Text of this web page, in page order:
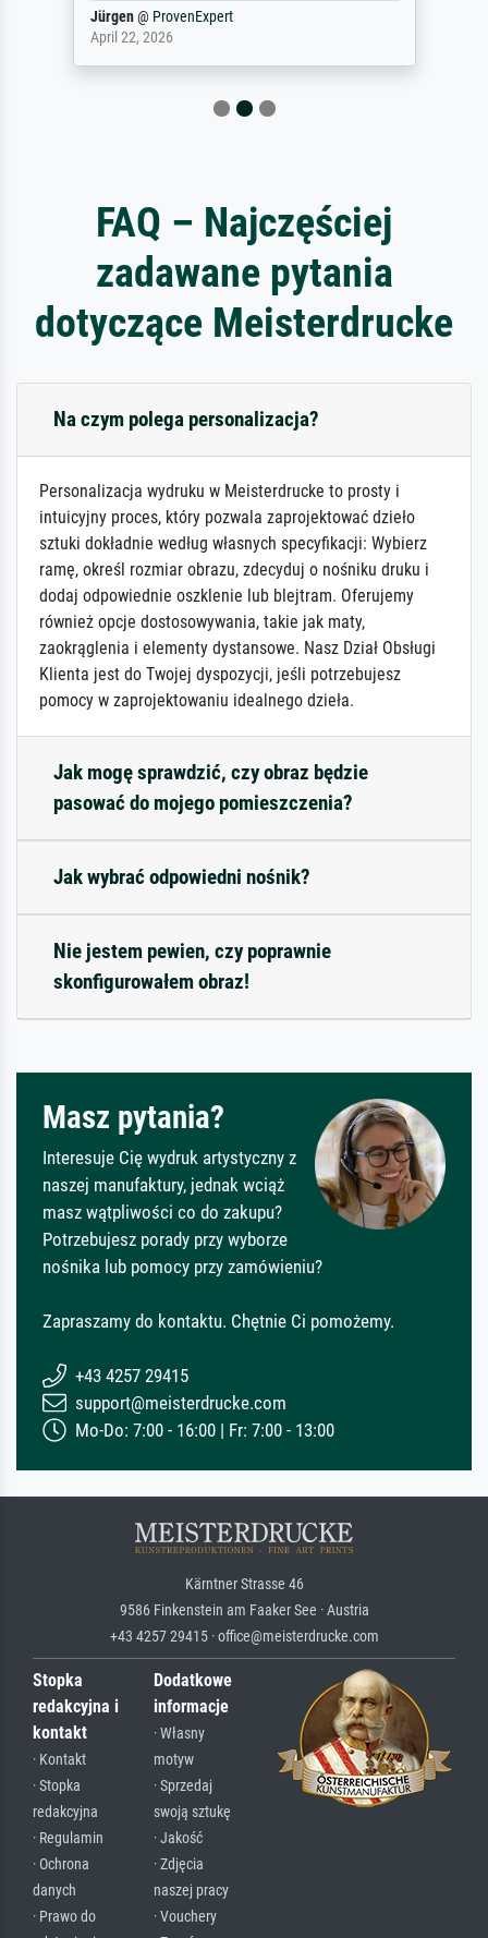
Jürgen@ ProvenExpert
April 22, 2026
FAQ – Najczęściej
zadawane pytania
dotyczące Meisterdrucke
Na czym polega personalizacja?
Personalizacja wydruku w Meisterdrucke to prosty i
intuicyjny proces, który pozwala zaprojektować dzieło
sztuki dokładnie według własnych specyfikacji: Wybierz
ramę, określ rozmiar obrazu, zdecyduj o nośniku druku i
dodaj odpowiednie oszklenie lub blejtram. Oferujemy
również opcje dostosowywania, takie jak maty,
zaokrąglenia i elementy dystansowe. Nasz Dział Obsługi
Klienta jest do Twojej dyspozycji, jeśli potrzebujesz
pomocy w zaprojektowaniu idealnego dzieła.
Jak mogę sprawdzić, czy obraz będzie
pasować do mojego pomieszczenia?
Jak wybrać odpowiedni nośnik?
Nie jestem pewien, czy poprawnie
skonfigurowałem obraz!
Masz pytania?
Interesuje Cię wydruk artystyczny z
naszej manufaktury, jednak wciąż
masz wątpliwości co do zakupu?
Potrzebujesz porady przy wyborze
nośnika lub pomocy przy zamówieniu?
Zapraszamy do kontaktu. Chętnie Ci pomożemy.
+43 4257 29415
support@meisterdrucke.com
Mo-Do: 7:00 - 16:00 | Fr: 7:00 - 13:00
Kärntner Strasse 46
9586 Finkenstein am Faaker See · Austria
+43 4257 29415 · office@meisterdrucke.com
Stopka
redakcyjna i
kontakt
· Kontakt
· Stopka
redakcyjna
· Regulamin
· Ochrona
danych
· Prawo do
Dodatkowe
informacje
· Własny
motyw
· Sprzedaj
swoją sztukę
· Jakość
· Zdjęcia
naszej pracy
· Vouchery